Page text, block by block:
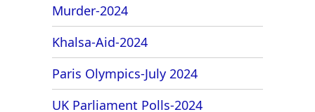
Murder-2024
Khalsa-Aid-2024
Paris Olympics-July 2024
UK Parliament Polls-2024